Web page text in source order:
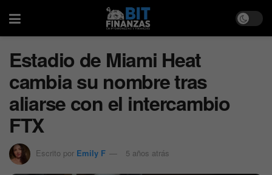
Estadio de Miami Heat
cambia su nombre tras
aliarse con el intercambio
FTX
Escrito por Emily F 5 años atrás